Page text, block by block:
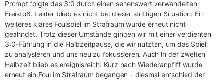
Prompt folgte das 3:0 durch einen sehenswert verwandelten
Freistoß. Leider blieb es nicht bei dieser strittigen Situation: Ein
weiteres klares Foulspiel im Strafraum wurde erneut nicht
geahndet. Trotz dieser Umstände gingen wir mit einer verdienten
3:0-Führung in die Halbzeitpause, die wir nutzten, um das Spiel
zu analysieren und uns neu zu fokussieren. Auch in der zweiten
Halbzeit blieb es ereignisreich: Kurz nach Wiederanpfiff wurde
erneut ein Foul im Strafraum begangen – diesmal entschied der